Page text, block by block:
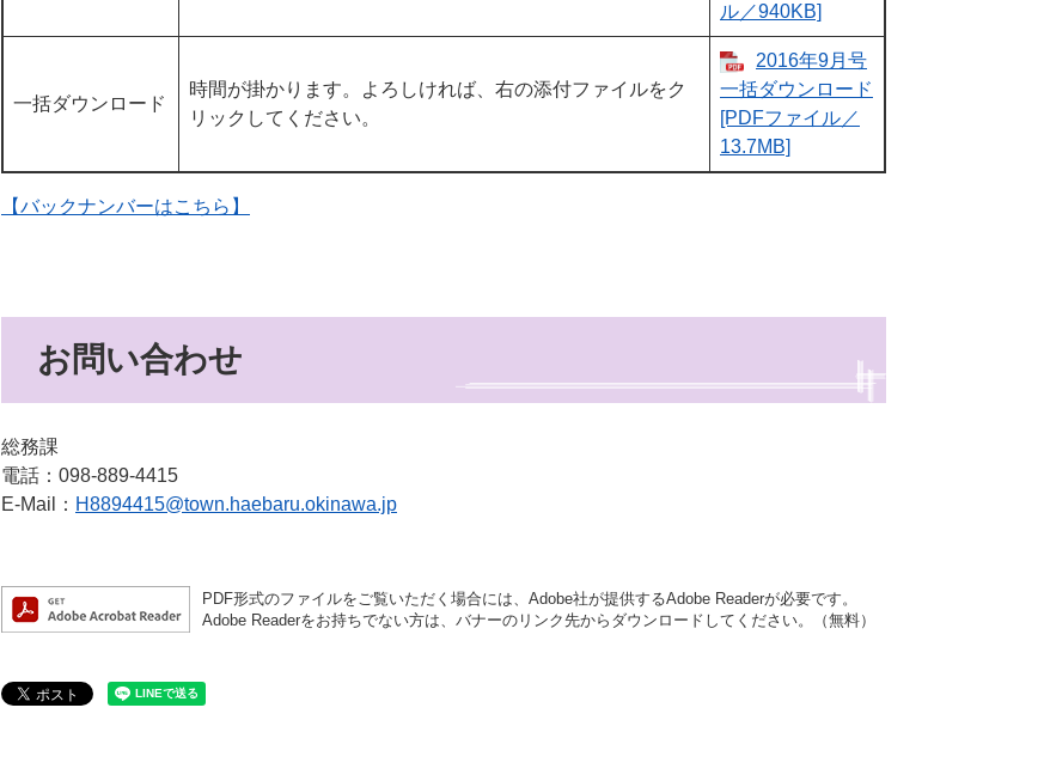
ル／940KB]
一括ダウンロード
時間が掛かります。よろしければ、右の添付ファイルをク
リックしてください。
2016年9月号
一括ダウンロード​​
[PDFファイル／
13.7MB]
【バックナンバーはこちら】
お問い合わせ
総務課
電話：098-889-4415
E-Mail： H8894415@town.haebaru.okinawa.jp
PDF形式のファイルをご覧いただく場合には、Adobe社が提供するAdobe Readerが必要です。
Adobe Readerをお持ちでない方は、バナーのリンク先からダウンロードしてください。（無料）